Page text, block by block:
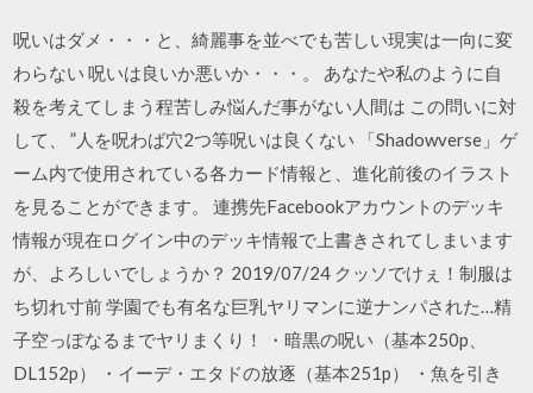
呪いはダメ・・・と、綺麗事を並べでも苦しい現実は一向に変
わらない 呪いは良いか悪いか・・・。 あなたや私のように自
殺を考えてしまう程苦しみ悩んだ事がない人間は この問いに対
して、 ”人を呪わば穴2つ等呪いは良くない 「Shadowverse」ゲ
ーム内で使用されている各カード情報と、進化前後のイラスト
を見ることができます。 連携先Facebookアカウントのデッキ
情報が現在ログイン中のデッキ情報で上書きされてしまいます
が、よろしいでしょうか？ 2019/07/24 クッソでけぇ！制服は
ち切れ寸前 学園でも有名な巨乳ヤリマンに逆ナンパされた…精
子空っぽなるまでヤリまくり！ ・暗黒の呪い（基本250p、
DL152p） ・イーデ・エタドの放逐（基本251p） ・魚を引き